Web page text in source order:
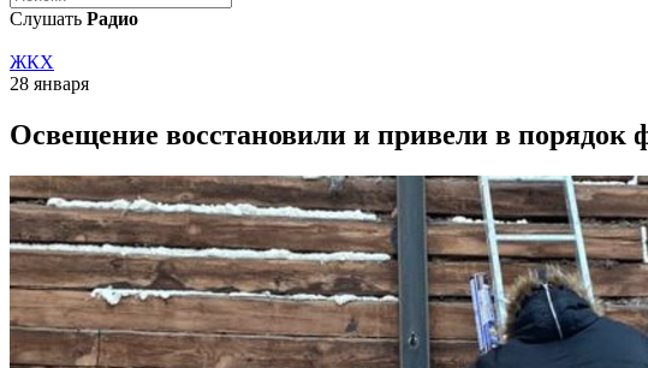
Слушать Радио
ЖКХ
28 января
Освещение восстановили и привели в порядок